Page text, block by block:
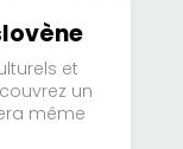
et
un
même